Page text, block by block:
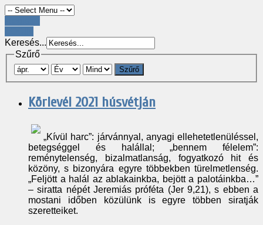
Keresés...
Szűrő
Szűrő
Körlevél 2021 húsvétján
„Kívül harc”: járvánnyal, anyagi ellehetetlenüléssel,
betegséggel és halállal; „bennem félelem”:
reménytelenség, bizalmatlanság, fogyatkozó hit és
közöny, s bizonyára egyre többekben türelmetlenség.
„Feljött a halál az ablakainkba, bejött a palotáinkba…”
– siratta népét Jeremiás próféta (Jer 9,21), s ebben a
mostani időben közülünk is egyre többen siratják
szeretteiket.